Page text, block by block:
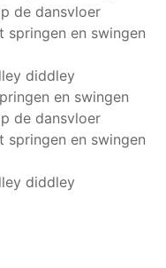
de dansvloer
en swingen
diddley
en swingen
de dansvloer
en swingen
diddley